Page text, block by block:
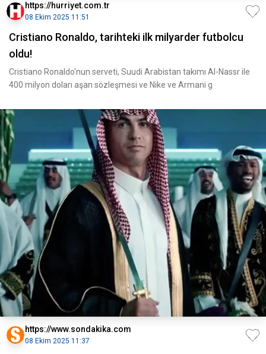
https://hurriyet.com.tr
08 Ekim 2025 11:51
Cristiano Ronaldo, tarihteki ilk milyarder futbolcu
oldu!
Cristiano Ronaldo'nun serveti, Suudi Arabistan takımı Al-Nassr ile
400 milyon doları aşan sözleşmesi ve Nike ve Armani g
https://www.sondakika.com
08 Ekim 2025 11:37